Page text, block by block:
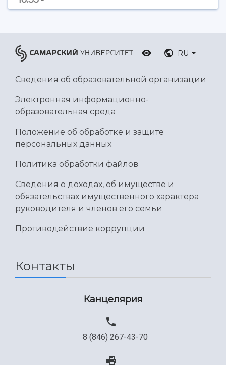
Умный дом бабочек
Сведения об образовательной организации
RU
Сведения об образовательной организации
Электронная информационно-
образовательная среда
Положение об обработке и защите
персональных данных
Политика обработки файлов
Сведения о доходах, об имуществе и
обязательствах имущественного характера
руководителя и членов его семьи
Противодействие коррупции
Контакты
Канцелярия
8 (846) 267-43-70